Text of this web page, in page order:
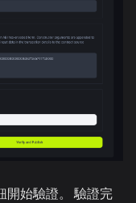
開始驗證。 驗證完